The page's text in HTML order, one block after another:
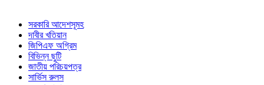
সরকারি আদেশসূমহ
দাবীর খতিয়ান
জিপিএফ অগ্রিম
বিভিন্ন ছুটি
জাতীয় পরিচয়পত্র
সার্ভিস রুলস